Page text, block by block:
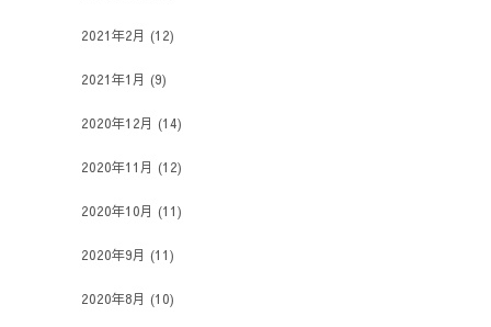
2021年2月 (12)
2021年1月 (9)
2020年12月 (14)
2020年11月 (12)
2020年10月 (11)
2020年9月 (11)
2020年8月 (10)